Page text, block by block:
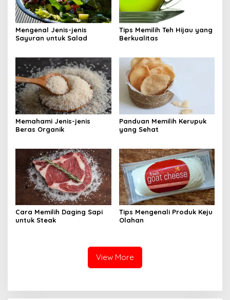
Mengenal Jenis-jenis
Sayuran untuk Salad
Tips Memilih Teh Hijau yang
Berkualitas
Memahami Jenis-jenis
Beras Organik
Panduan Memilih Kerupuk
yang Sehat
Cara Memilih Daging Sapi
untuk Steak
Tips Mengenali Produk Keju
Olahan
View More